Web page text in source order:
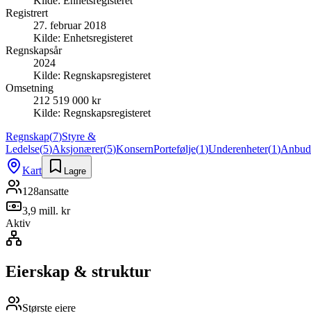
Registrert
27. februar 2018
Kilde: Enhetsregisteret
Regnskapsår
2024
Kilde: Regnskapsregisteret
Omsetning
212 519 000 kr
Kilde: Regnskapsregisteret
Regnskap(7)Styre &
Ledelse(5)Aksjonærer(5)KonsernPortefølje(1)Underenheter(1)Anbud
Kart
Lagre
128ansatte
3,9 mill. kr
Aktiv
Eierskap & struktur
Største eiere